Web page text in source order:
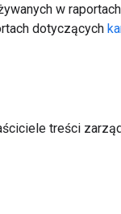
w
dotyczących
treści